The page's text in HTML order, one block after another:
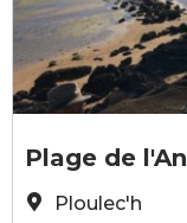
Plage de
Ploulec'h